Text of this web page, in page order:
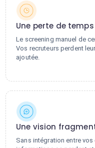
Une perte de
Le screening manuel de
Vos recruteurs perdent
ajoutée.
Une vision
Sans intégration entre